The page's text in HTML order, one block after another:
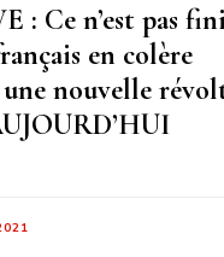
: Ce n’est pas
en colère
nouvelle